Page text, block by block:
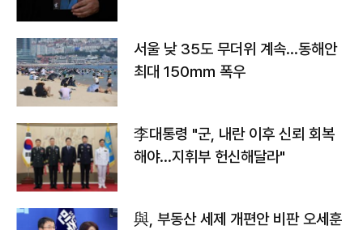
서울 낮 35도 무더위 계속…동해안
최대 150㎜ 폭우
李대통령 "군, 내란 이후 신뢰 회복
해야…지휘부 헌신해달라"
與, 부동산 세제 개편안 비판 오세훈